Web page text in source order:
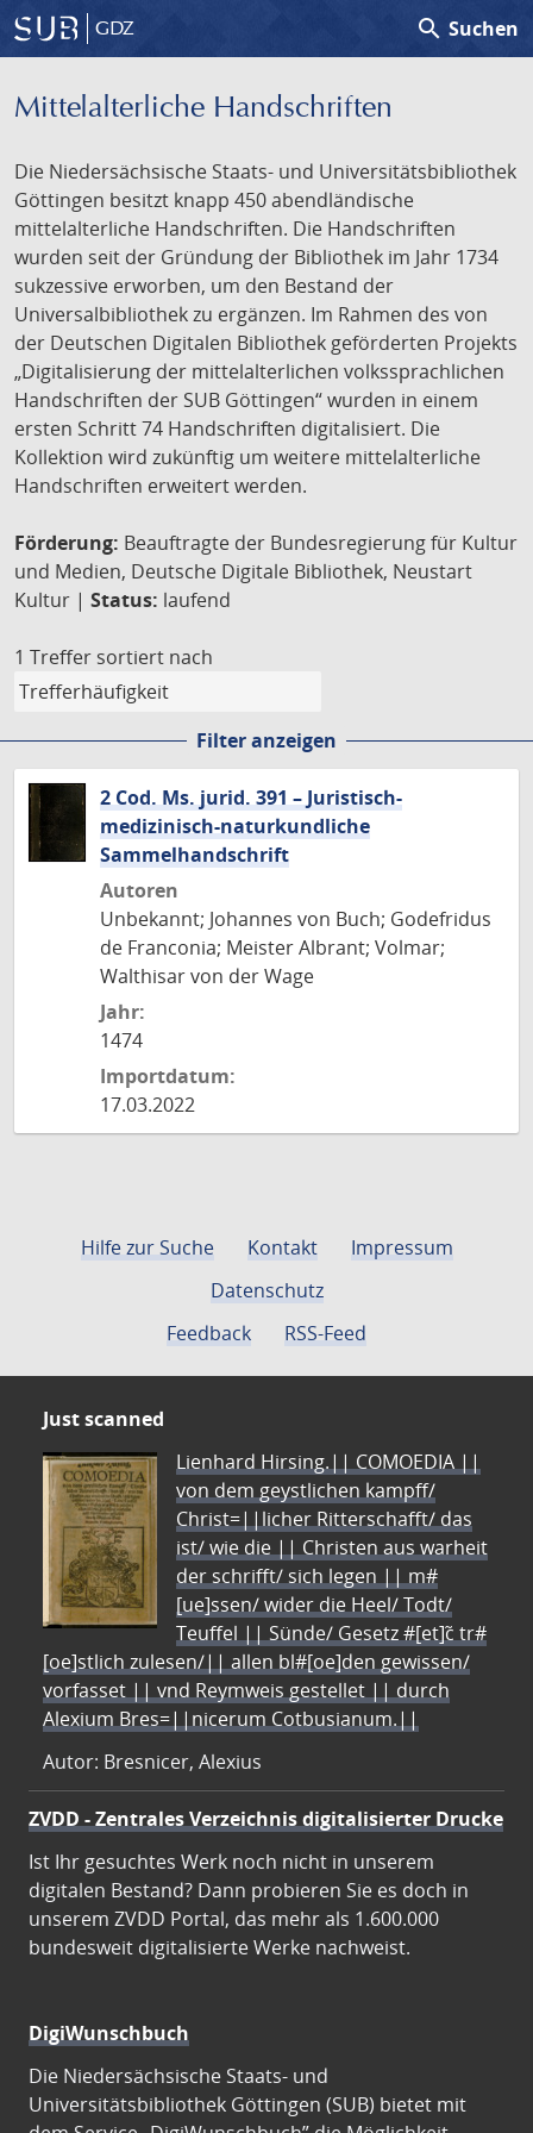
GDZ search Suchen
Mittelalterliche Handschriften
Die Niedersächsische Staats- und Universitätsbibliothek
Göttingen besitzt knapp 450 abendländische
mittelalterliche Handschriften. Die Handschriften
wurden seit der Gründung der Bibliothek im Jahr 1734
sukzessive erworben, um den Bestand der
Universalbibliothek zu ergänzen. Im Rahmen des von
der Deutschen Digitalen Bibliothek geförderten Projekts
„Digitalisierung der mittelalterlichen volkssprachlichen
Handschriften der SUB Göttingen“ wurden in einem
ersten Schritt 74 Handschriften digitalisiert. Die
Kollektion wird zukünftig um weitere mittelalterliche
Handschriften erweitert werden.
Förderung: Beauftragte der Bundesregierung für Kultur
und Medien, Deutsche Digitale Bibliothek, Neustart
Kultur | Status: laufend
1 Treffer sortiert nach
Filter anzeigen
2 Cod. Ms. jurid. 391 – Juristisch-
medizinisch-naturkundliche
Sammelhandschrift
Autoren
Unbekannt; Johannes von Buch; Godefridus
de Franconia; Meister Albrant; Volmar;
Walthisar von der Wage
Jahr:
1474
Importdatum:
17.03.2022
Hilfe zur Suche Kontakt
Impressum
Datenschutz
Feedback
RSS-Feed
Just scanned
Lienhard Hirsing.|| COMOEDIA ||
von dem geystlichen kampff/
Christ=||licher Ritterschafft/ das
ist/ wie die || Christen aus warheit
der schrifft/ sich legen || m#
[ue]ssen/ wider die Heel/ Todt/
Teuffel || Sünde/ Gesetz #[et]c̃ tr#
[oe]stlich zulesen/|| allen bl#[oe]den gewissen/
vorfasset || vnd Reymweis gestellet || durch
Alexium Bres=||nicerum Cotbusianum.||
Autor: Bresnicer, Alexius
ZVDD - Zentrales Verzeichnis digitalisierter Drucke
Ist Ihr gesuchtes Werk noch nicht in unserem
digitalen Bestand? Dann probieren Sie es doch in
unserem ZVDD Portal, das mehr als 1.600.000
bundesweit digitalisierte Werke nachweist.
DigiWunschbuch
Die Niedersächsische Staats- und
Universitätsbibliothek Göttingen (SUB) bietet mit